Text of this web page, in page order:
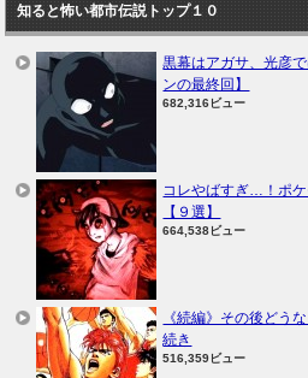
知ると怖い都市伝説トップ１０
黒幕はアガサ、光彦
ンの最終回】
682,316ビュー
コレやばすぎ…！ポ
【９選】
664,538ビュー
《続編》その後どう
続き
516,359ビュー